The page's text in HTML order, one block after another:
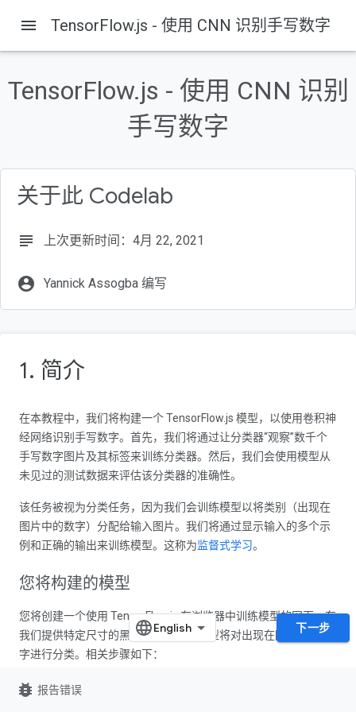
menu TensorFlow.js - 使用 CNN 识别手写数字
TensorFlow.js - 使用 CNN 识别
手写数字
关于此 Codelab
subject 上次更新时间：4月 22, 2021
account_circle Yannick Assogba 编写
1. 简介
在本教程中，我们将构建一个 TensorFlow.js 模型，以使用卷积神
经网络识别手写数字。首先，我们将通过让分类器“观察”数千个
手写数字图片及其标签来训练分类器。然后，我们会使用模型从
未见过的测试数据来评估该分类器的准确性。
该任务被视为分类任务，因为我们会训练模型以将类别（出现在
图片中的数字）分配给输入图片。我们将通过显示输入的多个示
例和正确的输出来训练模型。这称为监督式学习。
您将构建的模型
您将创建一个使用 TensorFlow.js 在浏览器中训练模型的网页。在
我们提供特定尺寸的黑白图片后，该模型将对出现在图片中的数
字进行分类。相关步骤如下：
加载数据。
下一步
bug_report 报告错误